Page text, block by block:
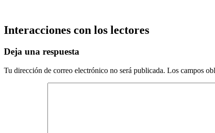
Interacciones con los lectores
Deja una respuesta
Tu dirección de correo electrónico no será publicada. Los campos